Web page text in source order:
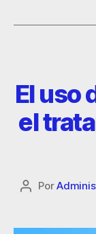
El uso
el
Por